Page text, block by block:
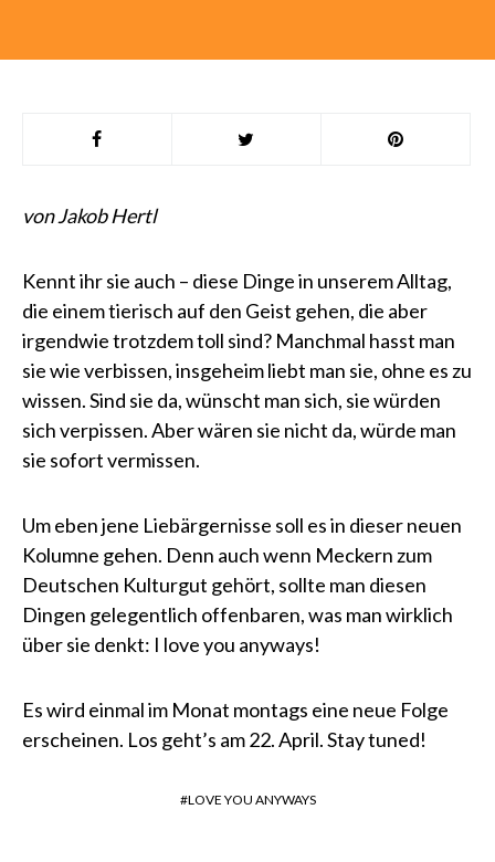
von Jakob Hertl
Kennt ihr sie auch – diese Dinge in unserem Alltag,
die einem tierisch auf den Geist gehen, die aber
irgendwie trotzdem toll sind? Manchmal hasst man
sie wie verbissen, insgeheim liebt man sie, ohne es zu
wissen. Sind sie da, wünscht man sich, sie würden
sich verpissen. Aber wären sie nicht da, würde man
sie sofort vermissen.
Um eben jene Liebärgernisse soll es in dieser neuen
Kolumne gehen. Denn auch wenn Meckern zum
Deutschen Kulturgut gehört, sollte man diesen
Dingen gelegentlich offenbaren, was man wirklich
über sie denkt: I love you anyways!
Es wird einmal im Monat montags eine neue Folge
erscheinen. Los geht’s am 22. April. Stay tuned!
LOVE YOU ANYWAYS